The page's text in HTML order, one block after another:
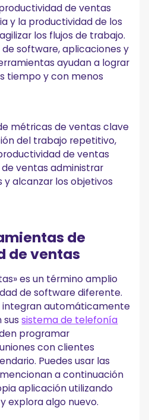
de ventas
y la productividad de los
los flujos de trabajo.
software, aplicaciones y
ayudan a lograr
tiempo y con menos
métricas de ventas clave
del trabajo repetitivo,
de ventas
ventas administrar
alcanzar los objetivos
de
de ventas
es un término amplio
de software diferente.
integran automáticamente
sussistema de telefonía
programar
con clientes
Puedes usar las
a continuación
aplicación utilizando
y explora algo nuevo.